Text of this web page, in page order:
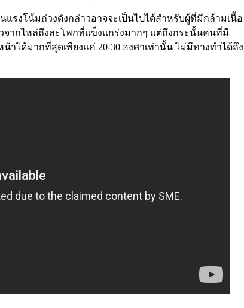
รงโน้มถ่วงดังกล่าวอาจจะเป็นไปได้สำหรับผู้ที่มีกล้ามเนื้อ
ากไหล่ถึงสะโพกที่แข็งแกร่งมากๆ แต่ถึงกระนั้นคนที่มี
าได้มากที่สุดเพียงแค่ 20-30 องศาเท่านั้น ไม่มีทางทำได้ถึง